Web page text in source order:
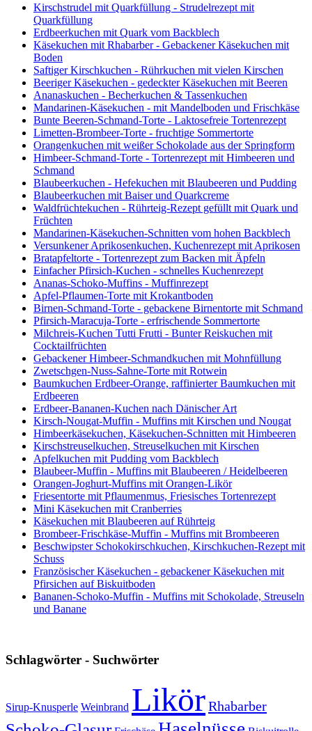
Kirschstrudel mit Quarkfüllung - Strudelrezept mit
Quarkfüllung
Erdbeerkuchen mit Quark vom Backblech
Käsekuchen mit Rhabarber - Gebackener Käsekuchen mit
Boden
Saftiger Kirschkuchen - Rührkuchen mit vielen Kirschen
Beeriger Käsekuchen - gedeckter Käsekuchen mit Beeren
Ananaskuchen - Becherkuchen & Tassenkuchen
Mandarinen-Käsekuchen - mit Mandelboden und Frischkäse
Bunte Beeren-Schmand-Torte - Laktosefreie Tortenrezept
Limetten-Brombeer-Torte - fruchtige Sommertorte
Orangenkuchen mit weißer Schokolade aus der Springform
Himbeer-Schmand-Torte - Tortenrezept mit Himbeeren und
Schmand
Blaubeerkuchen - Hefekuchen mit Blaubeeren und Pudding
Blaubeerkuchen mit Baiser und Quarkcreme
Waldfrüchtekuchen - Rührteig-Rezept gefüllt mit Quark und
Früchten
Mandarinen-Käsekuchen-Schnitten vom hohen Backblech
Versunkener Aprikosenkuchen, Kuchenrezept mit Aprikosen
Bratapfeltorte - Tortenrezept zum Backen mit Äpfeln
Einfacher Pfirsich-Kuchen - schnelles Kuchenrezept
Ananas-Schoko-Muffins - Muffinrezept
Apfel-Pflaumen-Torte mit Krokantboden
Birnen-Schmand-Torte - gebackene Birnentorte mit Schmand
Pfirsich-Maracuja-Torte - erfrischende Sommertorte
Milchreis-Kuchen Tutti Frutti - Bunter Reiskuchen mit
Cocktailfrüchten
Gebackener Himbeer-Schmandkuchen mit Mohnfüllung
Zwetschgen-Nuss-Sahne-Torte mit Rotwein
Baumkuchen Erdbeer-Orange, raffinierter Baumkuchen mit
Erdbeeren
Erdbeer-Bananen-Kuchen nach Dänischer Art
Kirsch-Nougat-Muffin - Muffins mit Kirschen und Nougat
Himbeerkäsekuchen, Käsekuchen-Schnitten mit Himbeeren
Kirschstreuselkuchen, Streuselkuchen mit Kirschen
Apfelkuchen mit Pudding vom Backblech
Blaubeer-Muffin - Muffins mit Blaubeeren / Heidelbeeren
Orangen-Joghurt-Muffins mit Orangen-Likör
Friesentorte mit Pflaumenmus, Friesisches Tortenrezept
Mini Käsekuchen mit Cranberries
Käsekuchen mit Blaubeeren auf Rührteig
Brombeer-Frischkäse-Muffin - Muffins mit Brombeeren
Beschwipster Schokokirschkuchen, Kirschkuchen-Rezept mit
Schuss
Französischer Käsekuchen - gebackener Käsekuchen mit
Pfirsichen auf Biskuitboden
Bananen-Schoko-Muffin - Muffins mit Schokolade, Streuseln
und Banane
Schlagwörter - Suchwörter
Sirup-Knusperle Weinbrand LikörRhabarber